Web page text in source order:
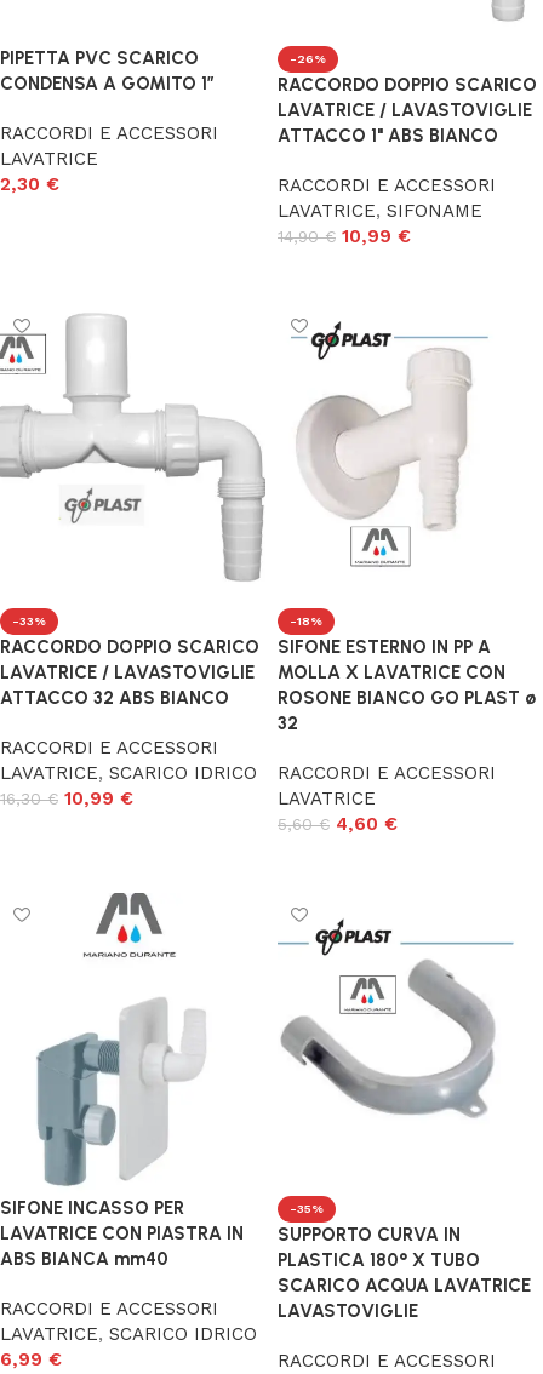
PIPETTA PVC SCARICO
CONDENSA A GOMITO 1″
RACCORDI E ACCESSORI
LAVATRICE
2,30 €
-26%
RACCORDO DOPPIO SCARICO
LAVATRICE / LAVASTOVIGLIE
ATTACCO 1" ABS BIANCO
RACCORDI E ACCESSORI
LAVATRICE, SIFONAME
14,90€ 10,99 €
-33%
RACCORDO DOPPIO SCARICO
LAVATRICE / LAVASTOVIGLIE
ATTACCO 32 ABS BIANCO
RACCORDI E ACCESSORI
LAVATRICE, SCARICO IDRICO
16,30€ 10,99 €
-18%
SIFONE ESTERNO IN PP A
MOLLA X LAVATRICE CON
ROSONE BIANCO GO PLAST ø
32
RACCORDI E ACCESSORI
LAVATRICE
5,60€ 4,60 €
SIFONE INCASSO PER
LAVATRICE CON PIASTRA IN
ABS BIANCA mm40
RACCORDI E ACCESSORI
LAVATRICE, SCARICO IDRICO
6,99 €
-35%
SUPPORTO CURVA IN
PLASTICA 180° X TUBO
SCARICO ACQUA LAVATRICE
LAVASTOVIGLIE
RACCORDI E ACCESSORI